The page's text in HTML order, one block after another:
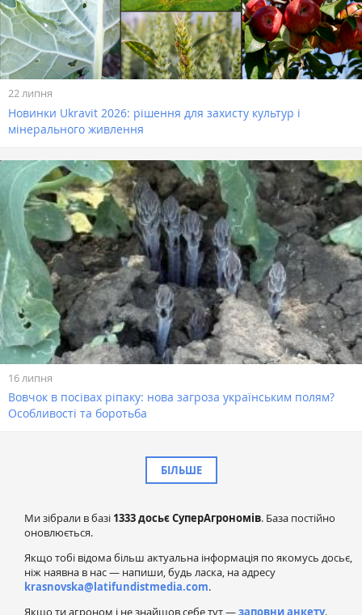
22 липня
Новинки Ukravit 2026: рішення для захисту культур і
мінерального живлення
16 липня
Вовчок в посівах ріпаку: нова загроза українським полям?
Особливості та боротьба
БІЛЬШЕ
Ми зібрали в базі 1333 досьє СуперАгрономів. База постійно
оновлюється.
Якщо тобі відома більш актуальна інформація по якомусь досьє,
ніж наявна в нас — напиши, будь ласка, на адресу
krasnovska@latifundistmedia.com.